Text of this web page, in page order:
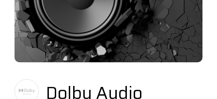
Dolby Audio